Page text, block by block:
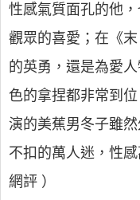
性感氣質面孔的他
觀眾的喜愛；在《
的英勇，還是為愛
色的拿捏都非常到
演的美蕉男冬子雖
不扣的萬人迷，性
網評 ）